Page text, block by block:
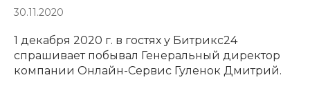
30.11.2020
1 декабря 2020 г. в гостях у Битрикс24
спрашивает побывал Генеральный директор
компании Онлайн-Сервис Гуленок Дмитрий.